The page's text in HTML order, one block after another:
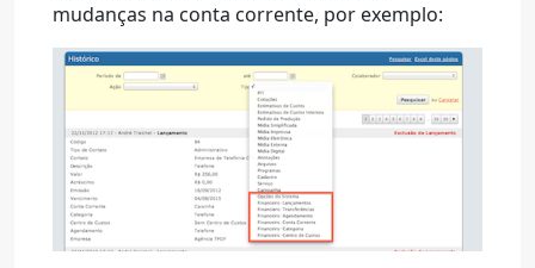
mudanças na conta corrente, por exemplo: